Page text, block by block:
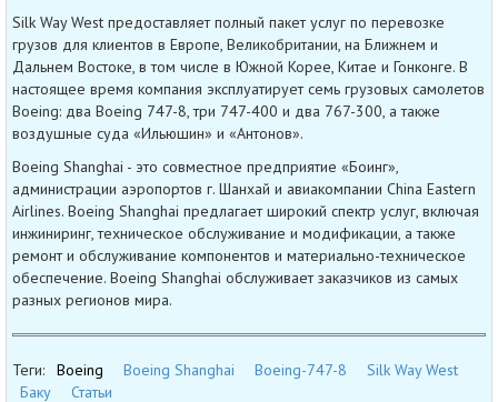
Silk Way West предоставляет полный пакет услуг по перевозке
грузов для клиентов в Европе, Великобритании, на Ближнем и
Дальнем Востоке, в том числе в Южной Корее, Китае и Гонконге. В
настоящее время компания эксплуатирует семь грузовых самолетов
Boeing: два Boeing 747-8, три 747-400 и два 767-300, а также
воздушные суда «Ильюшин» и «Антонов».
Boeing Shanghai - это совместное предприятие «Боинг»,
администрации аэропортов г. Шанхай и авиакомпании China Eastern
Airlines. Boeing Shanghai предлагает широкий спектр услуг, включая
инжиниринг, техническое обслуживание и модификации, а также
ремонт и обслуживание компонентов и материально-техническое
обеспечение. Boeing Shanghai обслуживает заказчиков из самых
разных регионов мира.
Теги: Boeing Boeing Shanghai Boeing-747-8
Silk Way West
Баку
Статьи